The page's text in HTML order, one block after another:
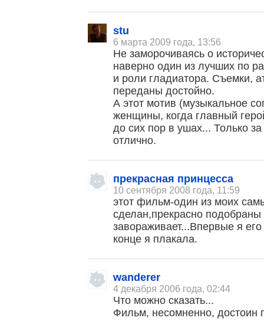
stu
6 марта 2009 года, 13:56
Не заморочиваясь о
наверно один из лучших по
и роли гладиатора. Съемки,
переданы достойно.
А этот мотив (музыкальное
женщины, когда главный
до сих пор в ушах... Только
отлично.
прекрасная принцесса
10 сентября 2008 года, 11:59
этот фильм-один из моих
сделан,прекрасно
завораживает...Впервые я
конце я плакала.
wanderer
4 декабря 2006 года, 02:44
Что можно сказать...
Фильм, несомненно, достоин